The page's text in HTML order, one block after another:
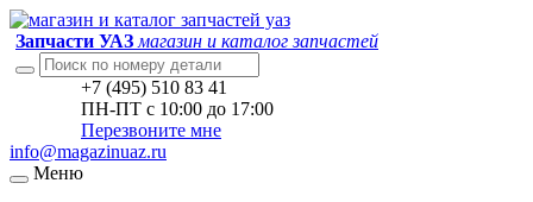
Запчасти УАЗ магазин и каталог запчастей
+7 (495) 510 83 41
ПН-ПТ с 10:00 до 17:00
Перезвоните мне
info@magazinuaz.ru
Меню